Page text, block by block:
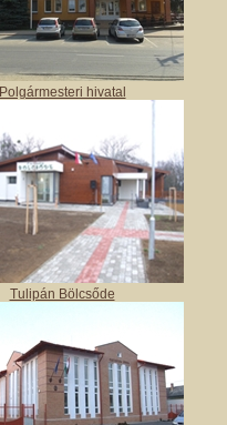
Polgármesteri hivatal
Tulipán Bölcsőde